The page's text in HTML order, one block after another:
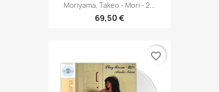
Moriyama, Takeo - Mori - 2...
69,50 €
favorite_border